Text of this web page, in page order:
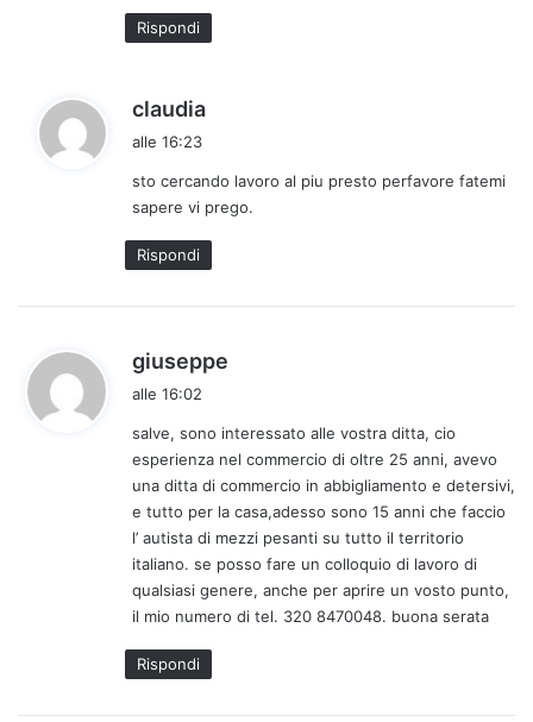
:
Rispondi
claudia
e
t
t
o
alle 16:23
sto cercando lavoro al piu presto perfavore fatemi
sapere vi prego.
Rispondi
giuseppe
e
t
t
o
:
alle 16:02
salve, sono interessato alle vostra ditta, cio
esperienza nel commercio di oltre 25 anni, avevo
una ditta di commercio in abbigliamento e detersivi,
e tutto per la casa,adesso sono 15 anni che faccio
l’ autista di mezzi pesanti su tutto il territorio
italiano. se posso fare un colloquio di lavoro di
qualsiasi genere, anche per aprire un vosto punto,
il mio numero di tel. 320 8470048. buona serata
Rispondi